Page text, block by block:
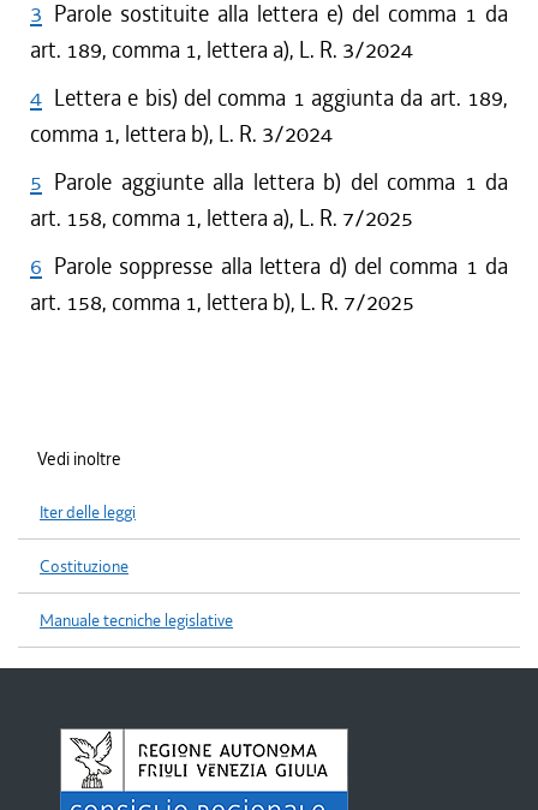
3 Parole sostituite alla lettera e) del comma 1 da
art. 189, comma 1, lettera a), L. R. 3/2024
4 Lettera e bis) del comma 1 aggiunta da art. 189,
comma 1, lettera b), L. R. 3/2024
5 Parole aggiunte alla lettera b) del comma 1 da
art. 158, comma 1, lettera a), L. R. 7/2025
6 Parole soppresse alla lettera d) del comma 1 da
art. 158, comma 1, lettera b), L. R. 7/2025
Vedi inoltre
Iter delle leggi
Costituzione
Manuale tecniche legislative